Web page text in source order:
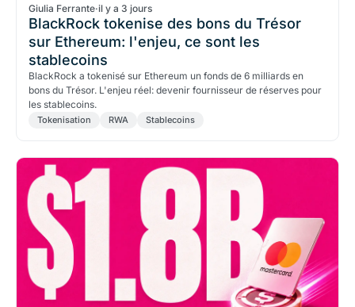
Giulia Ferrante·il y a 3 jours
BlackRock tokenise des bons du Trésor
sur Ethereum: l'enjeu, ce sont les
stablecoins
BlackRock a tokenisé sur Ethereum un fonds de 6 milliards en
bons du Trésor. L'enjeu réel: devenir fournisseur de réserves pour
les stablecoins.
Tokenisation RWA Stablecoins